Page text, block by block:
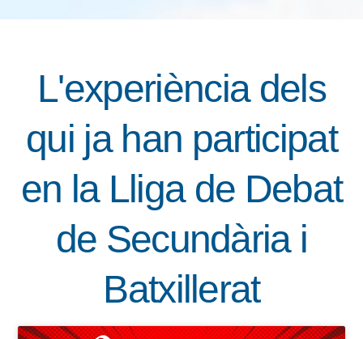
L'experiència dels
qui ja han participat
en la Lliga de Debat
de Secundària i
Batxillerat